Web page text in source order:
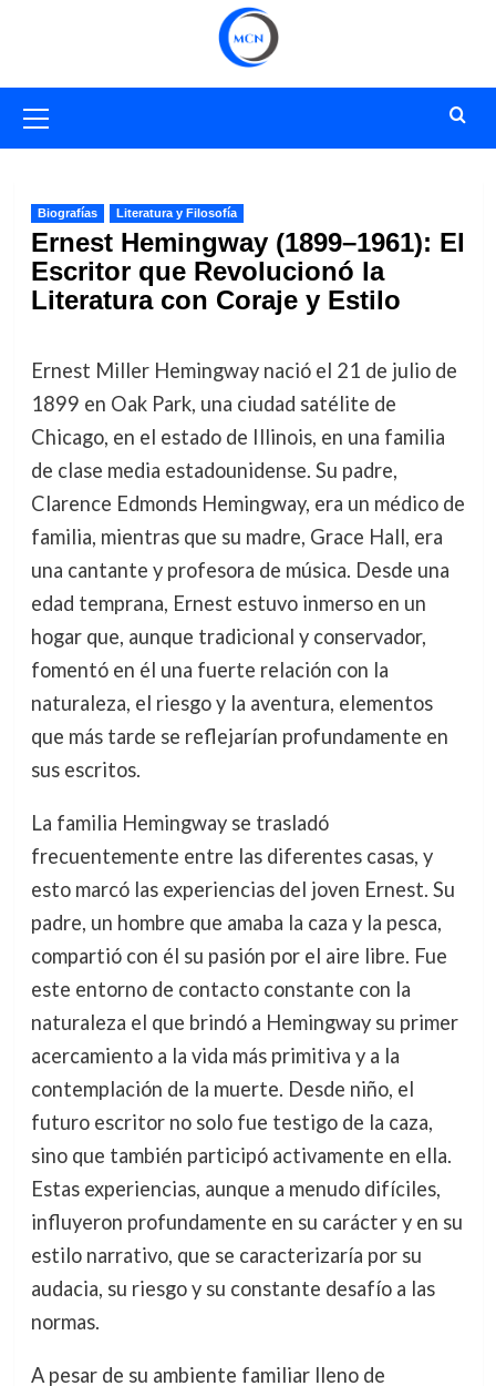
primario
Biografías Literatura y Filosofía
Ernest Hemingway (1899–1961): El
Escritor que Revolucionó la
Literatura con Coraje y Estilo
Ernest Miller Hemingway nació el 21 de julio de
1899 en Oak Park, una ciudad satélite de
Chicago, en el estado de Illinois, en una familia
de clase media estadounidense. Su padre,
Clarence Edmonds Hemingway, era un médico de
familia, mientras que su madre, Grace Hall, era
una cantante y profesora de música. Desde una
edad temprana, Ernest estuvo inmerso en un
hogar que, aunque tradicional y conservador,
fomentó en él una fuerte relación con la
naturaleza, el riesgo y la aventura, elementos
que más tarde se reflejarían profundamente en
sus escritos.
La familia Hemingway se trasladó
frecuentemente entre las diferentes casas, y
esto marcó las experiencias del joven Ernest. Su
padre, un hombre que amaba la caza y la pesca,
compartió con él su pasión por el aire libre. Fue
este entorno de contacto constante con la
naturaleza el que brindó a Hemingway su primer
acercamiento a la vida más primitiva y a la
contemplación de la muerte. Desde niño, el
futuro escritor no solo fue testigo de la caza,
sino que también participó activamente en ella.
Estas experiencias, aunque a menudo difíciles,
influyeron profundamente en su carácter y en su
estilo narrativo, que se caracterizaría por su
audacia, su riesgo y su constante desafío a las
normas.
A pesar de su ambiente familiar lleno de